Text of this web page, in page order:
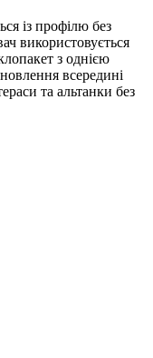
із профілю без
використовується
з однією
всередині
та альтанки без